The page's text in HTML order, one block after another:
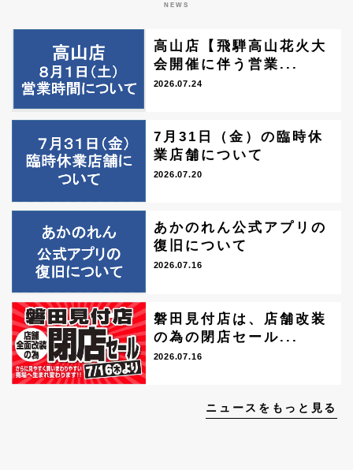
NEWS
高山店【飛騨高山花火大
会開催に伴う営業...
2026.07.24
7月31日（金）の臨時休
業店舗について
2026.07.20
あかのれん公式アプリの
復旧について
2026.07.16
磐田見付店は、店舗改装
の為の閉店セール...
2026.07.16
ニュースをもっと見る